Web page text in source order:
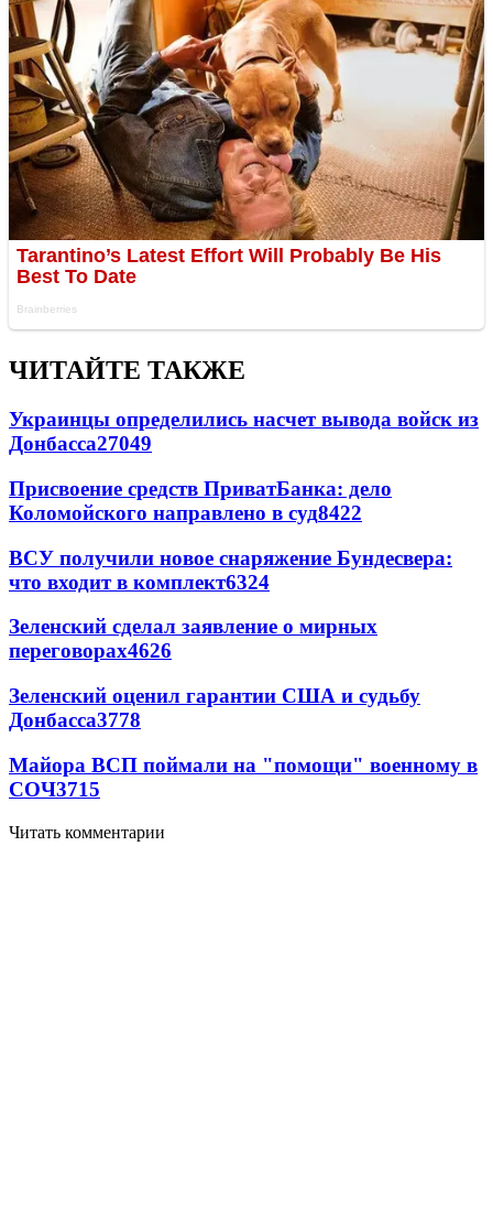
ЧИТАЙТЕ ТАКЖЕ
Украинцы определились насчет вывода войск из
Донбасса27049
Присвоение средств ПриватБанка: дело
Коломойского направлено в суд8422
ВСУ получили новое снаряжение Бундесвера:
что входит в комплект6324
Зеленский сделал заявление о мирных
переговорах4626
Зеленский оценил гарантии США и судьбу
Донбасса3778
Майора ВСП поймали на "помощи" военному в
СОЧ3715
Читать комментарии